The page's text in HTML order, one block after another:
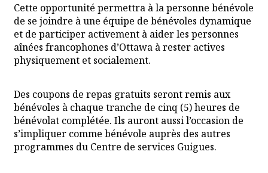
Cette opportunité permettra à la personne bénévole
de se joindre à une équipe de bénévoles dynamique
et de participer activement à aider les personnes
aînées francophones d’Ottawa à rester actives
physiquement et socialement.
Des coupons de repas gratuits seront remis aux
bénévoles à chaque tranche de cinq (5) heures de
bénévolat complétée. Ils auront aussi l’occasion de
s’impliquer comme bénévole auprès des autres
programmes du Centre de services Guigues.